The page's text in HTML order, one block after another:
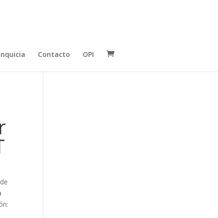
Contacto OPI